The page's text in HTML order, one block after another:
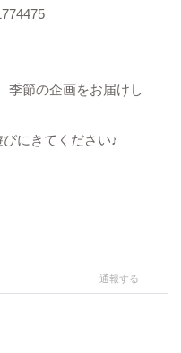
季節の企画をお届けし
にきてください♪
通報する